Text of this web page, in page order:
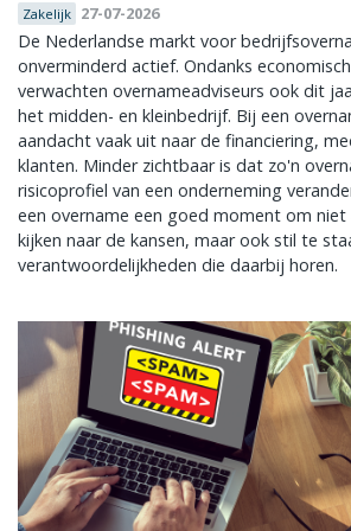
Zakelijk 27-07-2026
De Nederlandse markt voor
onverminderd actief. Ondanks
verwachten overnameadviseurs ook dit
het midden- en kleinbedrijf. Bij een
aandacht vaak uit naar de financiering,
klanten. Minder zichtbaar is dat zo'n
risicoprofiel van een onderneming
een overname een goed moment om
kijken naar de kansen, maar ook stil te
verantwoordelijkheden die daarbij horen.